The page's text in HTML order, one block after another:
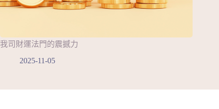
我司財運法門的震撼力
2025-11-05